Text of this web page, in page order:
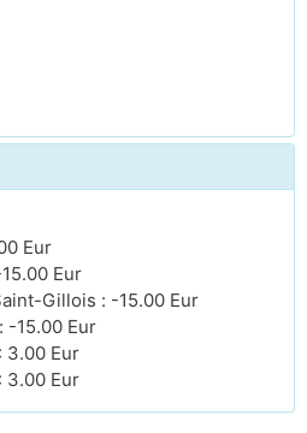
Eur
Eur
Gillois : -15.00 Eur
-15.00 Eur
3.00 Eur
3.00 Eur